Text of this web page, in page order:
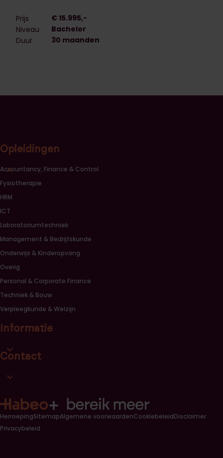
Prijs
€ 15.995,-
Niveau
Bachelor
Duur
30 maanden
Opleidingen
Sluiten opleidingscategorieën link lijst
Accountancy, Finance & Control
Fysiotherapie
HRM
ICT
Laboratoriumtechniek
Management & Bedrijfskunde
Onderwijs & Kinderopvang
Overig
Personal & Corporate Finance
Techniek & Bouw
Verpleegkunde & Welzijn
Informatie
Open informatie link lijst
Contact
Open contact link lijst
HerroepingSitemapAlgemene voorwaardenCookiebeleidDisclaimer
Privacybeleid